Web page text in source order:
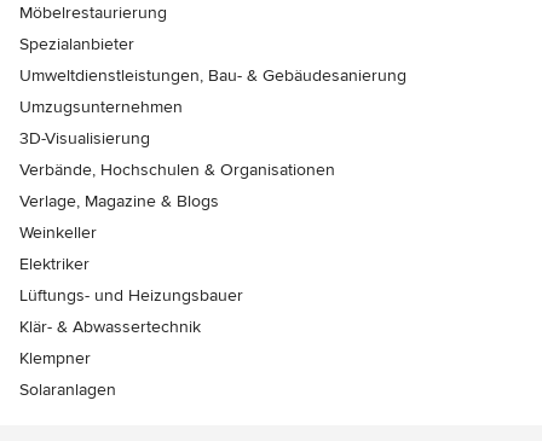
Möbelrestaurierung
Spezialanbieter
Umweltdienstleistungen, Bau- & Gebäudesanierung
Umzugsunternehmen
3D-Visualisierung
Verbände, Hochschulen & Organisationen
Verlage, Magazine & Blogs
Weinkeller
Elektriker
Lüftungs- und Heizungsbauer
Klär- & Abwassertechnik
Klempner
Solaranlagen